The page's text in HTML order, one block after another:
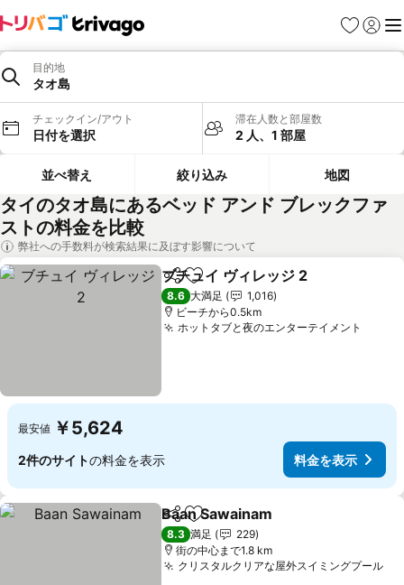
お気に入り
ログイ
メ
目的地
タオ島
チェックイン/アウト
日付を選択
滞在人数と部屋数
2 人、1 部屋
並べ替え 絞り込み 地図
タイのタオ島にあるベッド アンド ブレックファ
ストの料金を比較
弊社への手数料が検索結果に及ぼす影響について
シェアお気に入りに追加
ブチュイ ヴィレッジ 2
8.6 大満足
1,016
ビーチから0.5km
ホットタブと夜のエンターテイメント
最安値 ￥5,624
2件のサイトの料金を表示 料金を表示
シェアお気に入りに追加
Baan Sawainam
8.3 満足
229
街の中心まで1.8 km
クリスタルクリアな屋外スイミングプール